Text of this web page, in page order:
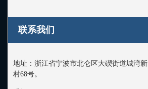
联系我们
地址： 浙江省宁波市北仑区大碶街道城湾新
村68号。